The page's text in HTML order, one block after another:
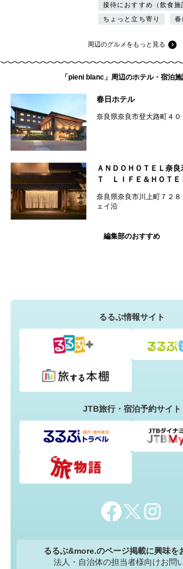
接待におすすめ（飲食施
ちょっと立ち寄り
春
周辺のグルメをもっと見る
「pieni blanc」周辺のホテル・宿泊
春日ホテル
奈良県奈良市登大路町４０
ＡＮＤＯＨＯＴＥＬ奈
Ｔ ＬＩＦＥ＆ＨＯＴＥ
奈良県奈良市川上町７２
ェイ沿
編集部のおすすめ
るるぶ情報サイト
JTB旅行・宿泊予約サイト
るるぶ&more.のページ掲載に興味を
法人・自治体の担当者様向けお問